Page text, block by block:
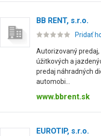
BB RENT, s.r.o.
Pridať
Autorizovaný predaj,
úžitkových a
predaj náhradných
automobi...
www.bbrent.sk
EUROTIP, s.r.o.